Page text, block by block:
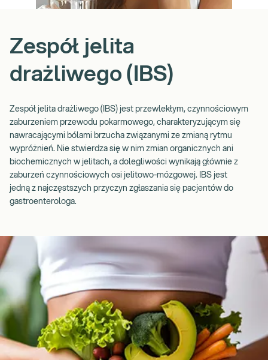
Zespół jelita
drażliwego (IBS)
Zespół jelita drażliwego (IBS) jest przewlekłym, czynnościowym
zaburzeniem przewodu pokarmowego, charakteryzującym się
nawracającymi bólami brzucha związanymi ze zmianą rytmu
wypróżnień. Nie stwierdza się w nim zmian organicznych ani
biochemicznych w jelitach, a dolegliwości wynikają głównie z
zaburzeń czynnościowych osi jelitowo-mózgowej. IBS jest
jedną z najczęstszych przyczyn zgłaszania się pacjentów do
gastroenterologa.